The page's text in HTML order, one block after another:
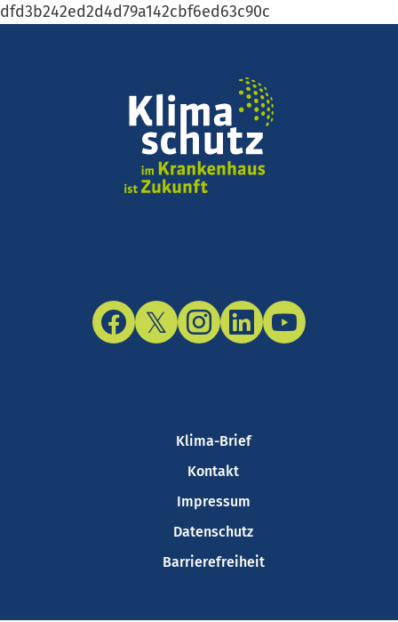
dfd3b242ed2d4d79a142cbf6ed63c90c
FacebookTwitter/XInstagramLinkedInYouTube
Klima-Brief
Kontakt
Impressum
Datenschutz
Barrierefreiheit